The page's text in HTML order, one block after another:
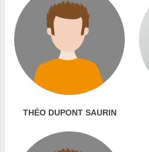
THÉO DUPONT SAURIN